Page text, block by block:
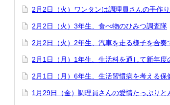
2月2日（火）ワンタンは調理員さんの手作り
2月2日（火）3年生、食べ物のひみつ調査隊
2月2日（火）2年生、汽車を走る様子を合奏
2月1日（月）1年生、生活科を通して新年度
2月1日（月）6年生、生活習慣病を考える保
1月29日（金）調理員さんの愛情たっぷりと